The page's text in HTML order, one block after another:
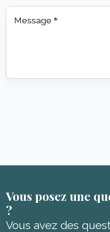
Message *
Vous posez une
?
Vous avez des